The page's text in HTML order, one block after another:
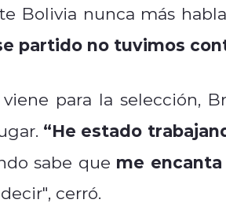
Bolivia nunca más
partido no tuvimos
para la selección,
“He estado
sabe que me
cerró.